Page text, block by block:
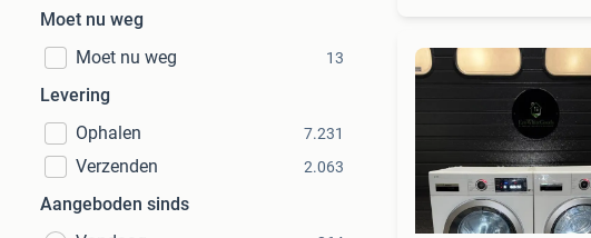
Moet nu weg
Moet nu weg
13
Levering
Ophalen
7.231
Verzenden 2.063
Aangeboden sinds